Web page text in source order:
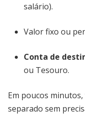
salário).
Valor fixo ou
Conta de
ou Tesouro.
Em poucos
separado sem